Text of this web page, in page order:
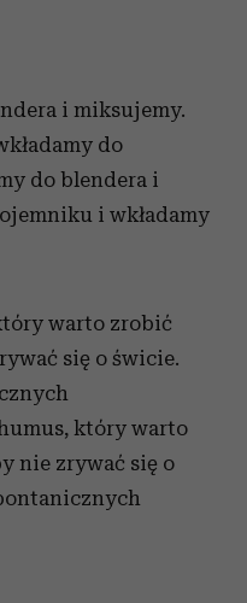
i miksujemy.
do
do blendera i
i wkładamy
warto zrobić
się o świcie.
który warto
nie zrywać się o